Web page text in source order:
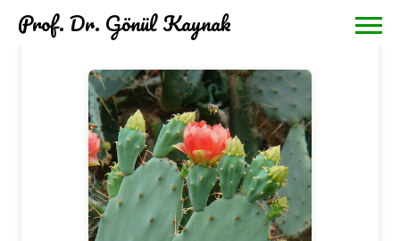
Prof. Dr. Gönül Kaynak